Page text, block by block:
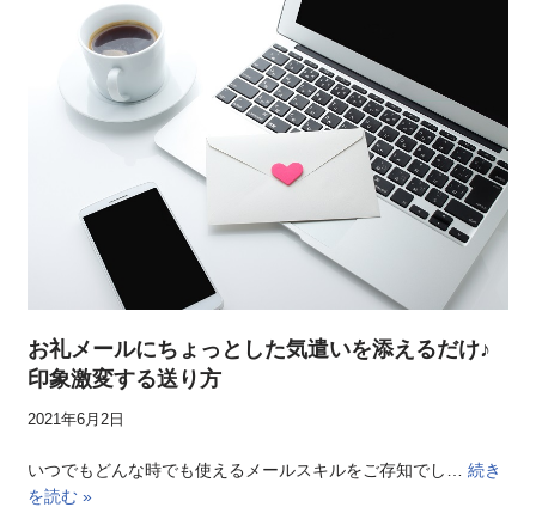
お礼メールにちょっとした気遣いを添えるだけ♪
印象激変する送り方
2021年6月2日
いつでもどんな時でも使えるメールスキルをご存知でし…続き
を読む »